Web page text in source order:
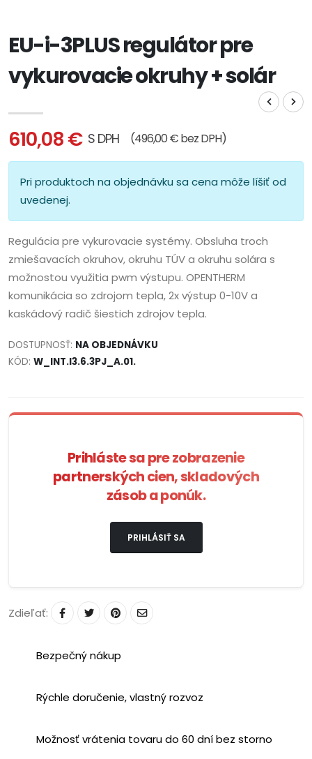
EU-i-3PLUS regulátor pre
vykurovacie okruhy + solár
610,08 € S DPH (496,00 € bez DPH)
Pri produktoch na objednávku sa cena môže líšiť od
uvedenej.
Regulácia pre vykurovacie systémy. Obsluha troch
zmiešavacích okruhov, okruhu TÚV a okruhu solára s
možnostou využitia pwm výstupu. OPENTHERM
komunikácia so zdrojom tepla, 2x výstup 0-10V a
kaskádový radič šiestich zdrojov tepla.
DOSTUPNOSŤ: NA OBJEDNÁVKU
KÓD: W_INT.I3.6.3PJ_A.01.
Prihláste sa pre zobrazenie
partnerských cien, skladových
zásob a ponúk.
PRIHLÁSIŤ SA
Zdieľať:
Bezpečný nákup
Rýchle doručenie, vlastný rozvoz
Možnosť vrátenia tovaru do 60 dní bez storno